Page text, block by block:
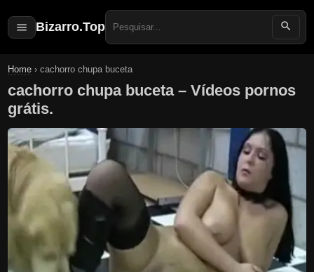
Bizarro.Top
Search
for:
Home ›cachorro chupa buceta
cachorro chupa buceta – Vídeos pornos
grátis.